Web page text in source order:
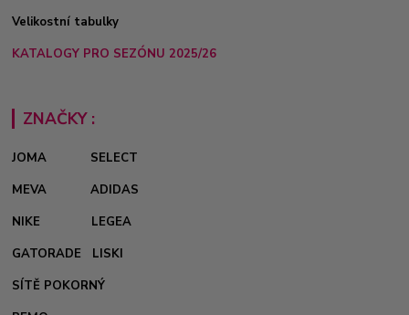
Velikostní tabulky
KATALOGY PRO SEZÓNU 2025/26
ZNAČKY :
JOMA
SELECT
MEVA
ADIDAS
NIKE
LEGEA
GATORADE
LISKI
SÍTĚ POKORNÝ